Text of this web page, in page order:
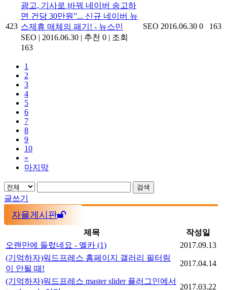
423
광고, 기사로 바꿔 네이버 송고하
면 건당 30만원”... 신규 네이버 뉴
스제휴 매체의 패기! - 뉴스민
SEO | 2016.06.30 | 추천 0 | 조회
163
SEO 2016.06.30 0 163
1
2
3
4
5
6
7
8
9
10
»
마지막
검색
글쓰기
자율게시판
제목
작성일
오랜만에 들렀네요 - 엘카 (1)
2017.09.13
(기억하자)워드프레스 홈페이지 갤러리 필터링
이 안될 때!
2017.04.14
(기억하자)워드프레스 master slider 플러그인에서
2017.03.22